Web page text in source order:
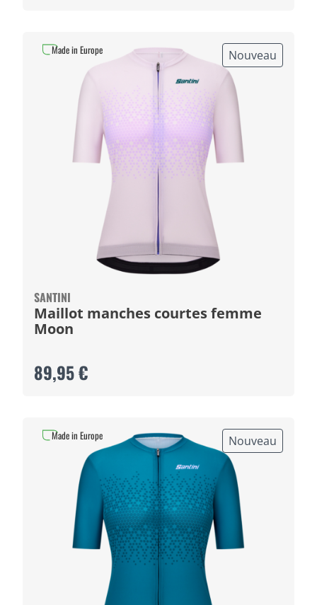
Nouveau
SANTINI
Maillot manches courtes femme
Moon
89,95 €
Made in Europe
Nouveau
Made in Europe